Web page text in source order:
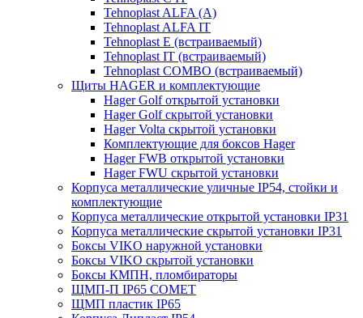
Tehnoplast ALFA (А)
Tehnoplast ALFA IT
Tehnoplast E (встраиваемый)
Tehnoplast IT (встраиваемый)
Tehnoplast COMBO (встраиваемый)
Щиты HAGER и комплектующие
Hager Golf открытой установки
Hager Golf скрытой установки
Hager Volta скрытой установки
Комплектующие для боксов Hager
Hager FWB открытой установки
Hager FWU скрытой установки
Корпуса металлические уличные IP54, стойки и
комплектующие
Корпуса металлические открытой установки IP31
Корпуса металлические скрытой установки IP31
Боксы VIKO наружной установки
Боксы VIKO скрытой установки
Боксы КМПН, пломбираторы
ЩМП-П IP65 COMET
ЩМП пластик IP65